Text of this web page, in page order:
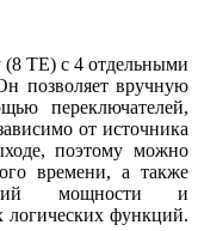
ТЕ) с 4 отдельными
позволяет вручную
переключателей,
от источника
поэтому можно
времени, а также
мощности и
логических функций.